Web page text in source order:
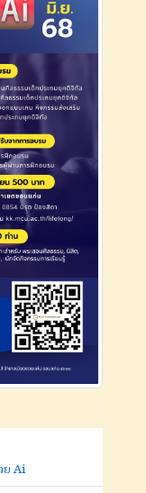
ย Ai